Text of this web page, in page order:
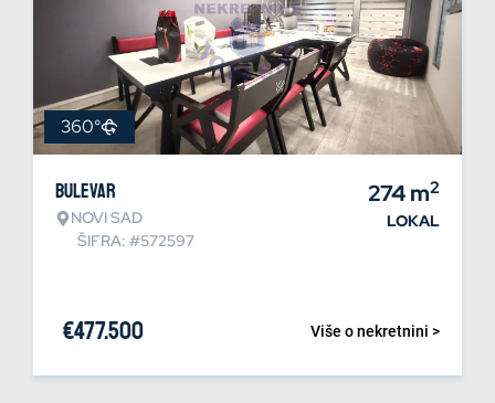
360°
Bulevar
NOVI SAD
ŠIFRA: #572597
274m2
LOKAL
Više o nekretnini >
€477.500